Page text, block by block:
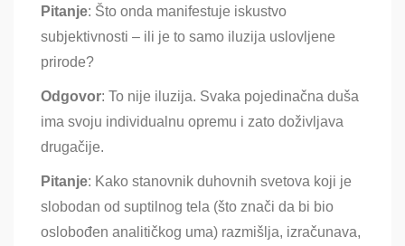
Pitanje: Što onda manifestuje iskustvo
subjektivnosti – ili je to samo iluzija uslovljene
prirode?
Odgovor: To nije iluzija. Svaka pojedinačna duša
ima svoju individualnu opremu i zato doživljava
drugačije.
Pitanje: Kako stanovnik duhovnih svetova koji je
slobodan od suptilnog tela (što znači da bi bio
oslobođen analitičkog uma) razmišlja, izračunava,